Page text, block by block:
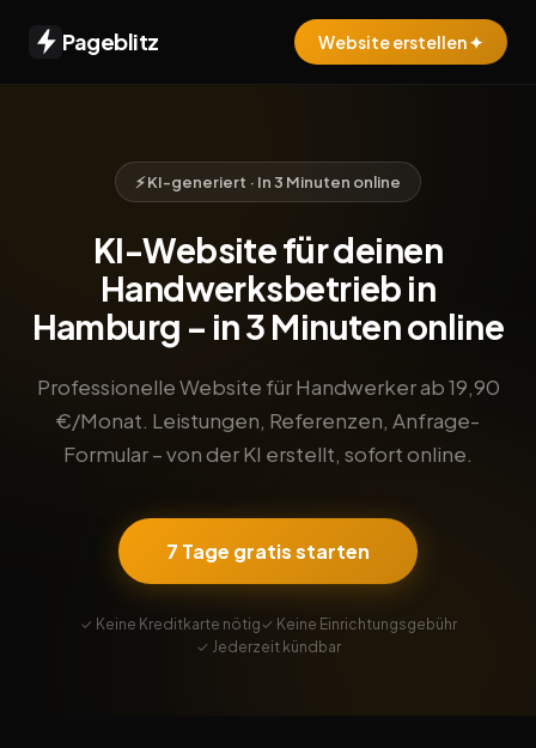
Pageblitz Website erstellen ✦
⚡ KI-generiert · In 3 Minuten online
KI-Website für deinen
Handwerksbetrieb in
Hamburg – in 3 Minuten online
Professionelle Website für Handwerker ab 19,90
€/Monat. Leistungen, Referenzen, Anfrage-
Formular – von der KI erstellt, sofort online.
7 Tage gratis starten
✓ Keine Kreditkarte nötig✓ Keine Einrichtungsgebühr
✓ Jederzeit kündbar